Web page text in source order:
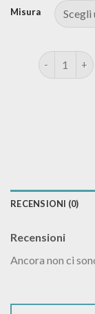
Misura
cardigan
RECENSIONI (0)
Recensioni
Ancora non ci